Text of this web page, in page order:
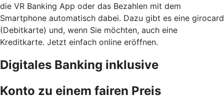
die VR Banking App oder das Bezahlen mit dem
Smartphone automatisch dabei. Dazu gibt es eine girocard
(Debitkarte) und, wenn Sie möchten, auch eine
Kreditkarte. Jetzt einfach online eröffnen.
Digitales Banking inklusive
Konto zu einem fairen Preis